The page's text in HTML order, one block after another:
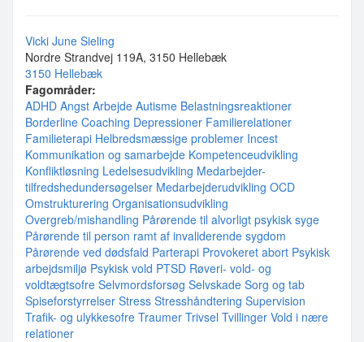
Vicki June Sieling
Nordre Strandvej 119A, 3150 Hellebæk
3150 Hellebæk
Fagområder:
ADHD Angst Arbejde Autisme Belastningsreaktioner
Borderline Coaching Depressioner Familierelationer
Familieterapi Helbredsmæssige problemer Incest
Kommunikation og samarbejde Kompetenceudvikling
Konfliktløsning Ledelsesudvikling Medarbejder-
tilfredshedundersøgelser Medarbejderudvikling OCD
Omstrukturering Organisationsudvikling
Overgreb/mishandling Pårørende til alvorligt psykisk syge
Pårørende til person ramt af invaliderende sygdom
Pårørende ved dødsfald Parterapi Provokeret abort Psykisk
arbejdsmiljø Psykisk vold PTSD Røveri- vold- og
voldtægtsofre Selvmordsforsøg Selvskade Sorg og tab
Spiseforstyrrelser Stress Stresshåndtering Supervision
Trafik- og ulykkesofre Traumer Trivsel Tvillinger Vold i nære
relationer